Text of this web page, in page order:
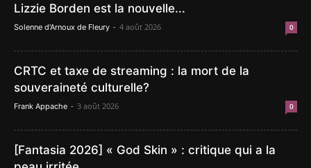
Lizzie Borden est la nouvelle...
Solenne d'Arnoux de Fleury - 4 août 2026 0
CRTC et taxe de streaming : la mort de la
souveraineté culturelle?
Frank Appache - 3 août 2026 0
[Fantasia 2026] « God Skin » : critique qui a la